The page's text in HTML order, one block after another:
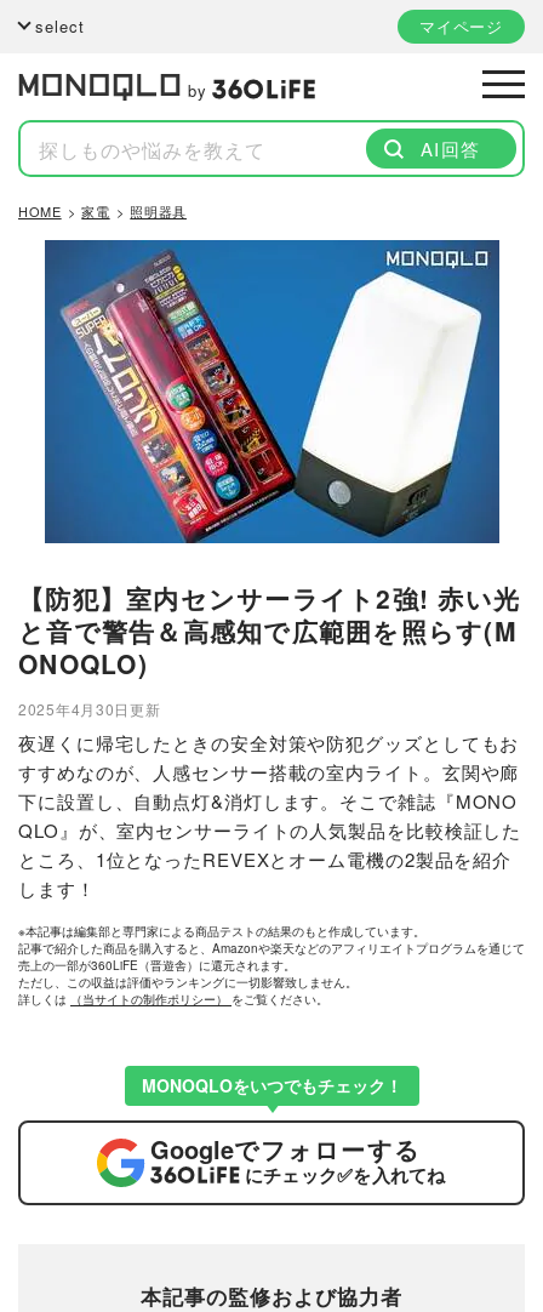
select マイページ
by
AI回答
HOME 家電 照明器具
【防犯】室内センサーライト2強! 赤い光
と音で警告＆高感知で広範囲を照らす(M
ONOQLO)
2025年4月30日更新
夜遅くに帰宅したときの安全対策や防犯グッズとしてもお
すすめなのが、人感センサー搭載の室内ライト。玄関や廊
下に設置し、自動点灯&消灯します。そこで雑誌『MONO
QLO』が、室内センサーライトの人気製品を比較検証した
ところ、1位となったREVEXとオーム電機の2製品を紹介
します！
※本記事は編集部と専門家による商品テストの結果のもと作成しています。
記事で紹介した商品を購入すると、Amazonや楽天などのアフィリエイトプログラムを通じて
売上の一部が360LiFE（晋遊舎）に還元されます。
ただし、この収益は評価やランキングに一切影響致しません。
詳しくは
（当サイトの制作ポリシー） をご覧ください。
MONOQLOをいつでもチェック！
Googleでフォローする
にチェック✅を入れてね
本記事の監修および協力者